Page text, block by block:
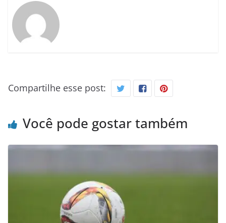
Compartilhe esse post:
Você pode gostar também